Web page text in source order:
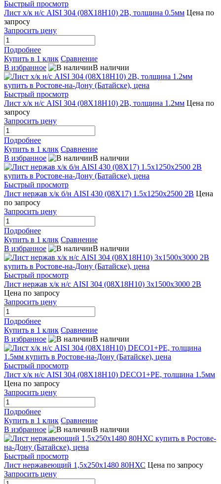
Быстрый просмотр
Лист х/к н/с AISI 304 (08Х18Н10) 2B, толщина 0.5мм Цена по
запросу
Запросить цену
Подробнее
Купить в 1 клик Сравнение
В избранное
В наличии
Быстрый просмотр
Лист х/к н/с AISI 304 (08Х18Н10) 2B, толщина 1.2мм Цена по
запросу
Запросить цену
Подробнее
Купить в 1 клик Сравнение
В избранное
В наличии
Быстрый просмотр
Лист нержав х/к б/н AISI 430 (08Х17) 1.5x1250x2500 2B Цена
по запросу
Запросить цену
Подробнее
Купить в 1 клик Сравнение
В избранное
В наличии
Быстрый просмотр
Лист нержав х/к н/с AISI 304 (08Х18Н10) 3x1500x3000 2B
Цена по запросу
Запросить цену
Подробнее
Купить в 1 клик Сравнение
В избранное
В наличии
Быстрый просмотр
Лист х/к н/с AISI 304 (08Х18Н10) DECO1+PE, толщина 1.5мм
Цена по запросу
Запросить цену
Подробнее
Купить в 1 клик Сравнение
В избранное
В наличии
Быстрый просмотр
Лист нержавеющий 1,5х250х1480 80НХС Цена по запросу
Запросить цену